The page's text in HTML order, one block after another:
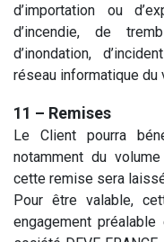
d’importation ou
d’incendie, de
d’inondation,
réseau informatique du
11 – Remises
Le Client pourra
notamment du
cette remise sera
Pour être valable,
engagement